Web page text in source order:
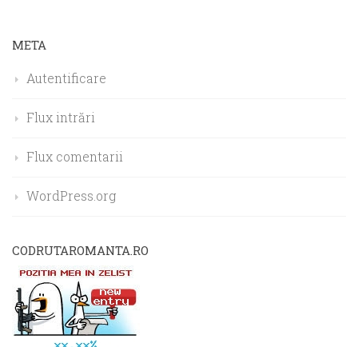
META
Autentificare
Flux intrări
Flux comentarii
WordPress.org
CODRUTAROMANTA.RO